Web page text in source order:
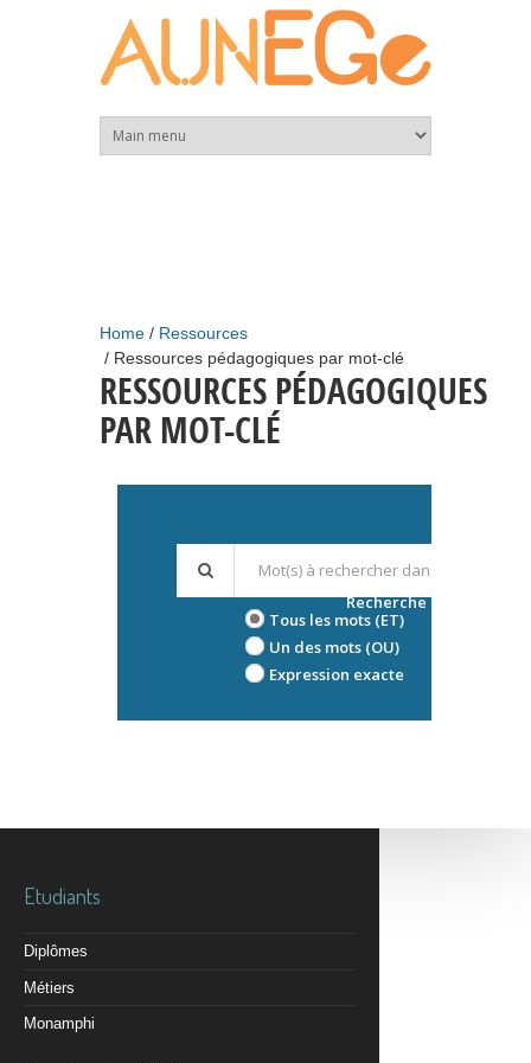
Home
Ressources
Ressources pédagogiques par mot-clé
RESSOURCES PÉDAGOGIQUES
PAR MOT-CLÉ
Tous les mots (ET)
Un des mots (OU)
Expression exacte
Recherche avancée
Etudiants
Diplômes
Métiers
Monamphi